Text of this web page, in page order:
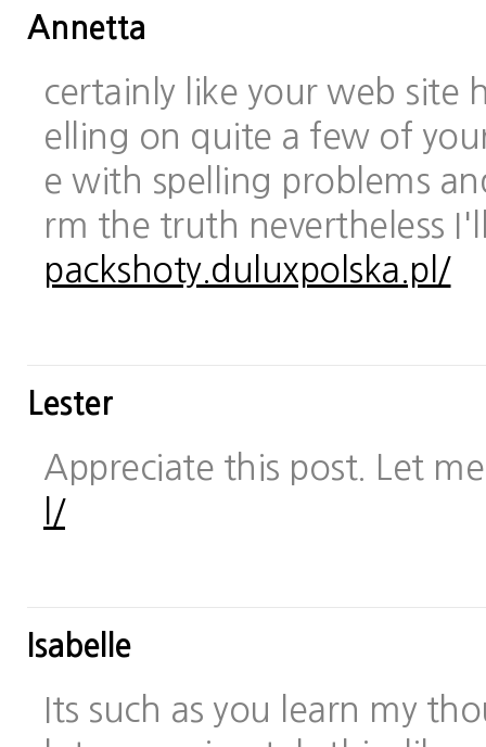
Annetta
certainly like your web site
elling on quite a few of
e with spelling problems
rm the truth nevertheless
packshoty.duluxpolska.pl/
Lester
Appreciate this post. Let
l/
Isabelle
Its such as you learn my